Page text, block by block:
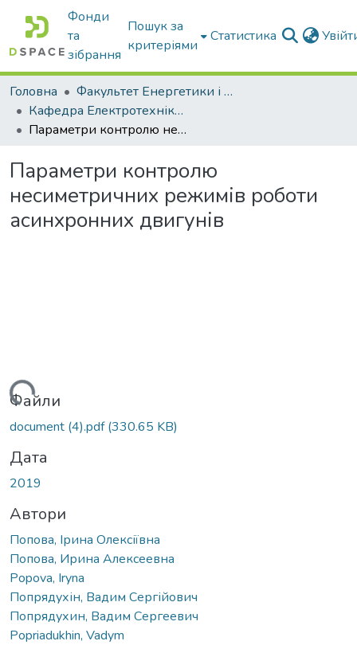
Фонди
та
зібрання
Пошук за
критеріями
Статистика
Головна
Факультет Енергетики і комп'ютерних технологій
Кафедра Електротехніки і електромеханіки ім. проф. В.В. Овчарова
Параметри контролю несиметричних режимів роботи асинхронних двигунів
Параметри контролю
несиметричних режимів роботи
асинхронних двигунів
Файли
document (4).pdf(330.65 KB)
Дата
2019
Автори
Попова, Ірина Олексіївна
Попова, Ирина Алексеевна
Popova, Iryna
Попрядухін, Вадим Сергійович
Попрядухин, Вадим Сергеевич
Popriadukhin, Vadym